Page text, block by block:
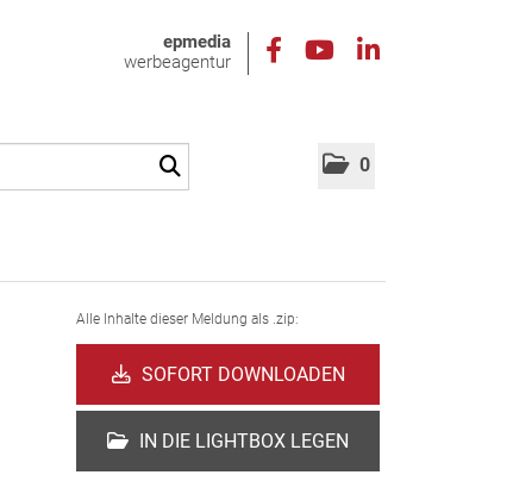
epmedia
werbeagentur
0
Alle Inhalte dieser Meldung als .zip:
SOFORT DOWNLOADEN
IN DIE LIGHTBOX LEGEN